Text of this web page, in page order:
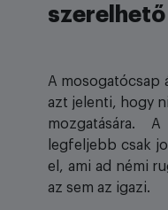
A mosogatócsap
azt jelenti, hogy
mozgatására.
legfeljebb csak
el, ami ad némi
az sem az igazi.